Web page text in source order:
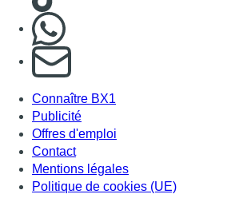
S'abonner à notre newsletter
Connaître BX1
Publicité
Offres d'emploi
Contact
Mentions légales
Politique de cookies (UE)